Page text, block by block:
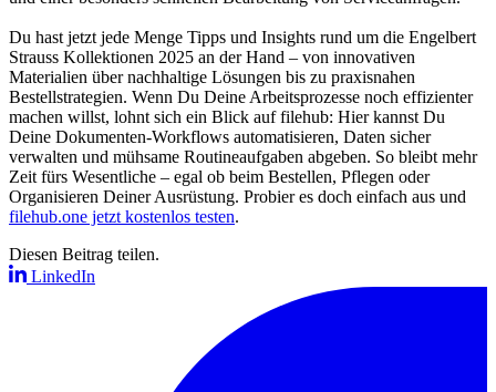
Du hast jetzt jede Menge Tipps und Insights rund um die Engelbert
Strauss Kollektionen 2025 an der Hand – von innovativen
Materialien über nachhaltige Lösungen bis zu praxisnahen
Bestellstrategien. Wenn Du Deine Arbeitsprozesse noch effizienter
machen willst, lohnt sich ein Blick auf filehub: Hier kannst Du
Deine Dokumenten-Workflows automatisieren, Daten sicher
verwalten und mühsame Routineaufgaben abgeben. So bleibt mehr
Zeit fürs Wesentliche – egal ob beim Bestellen, Pflegen oder
Organisieren Deiner Ausrüstung. Probier es doch einfach aus und
filehub.one jetzt kostenlos testen.
Diesen Beitrag teilen.
LinkedIn